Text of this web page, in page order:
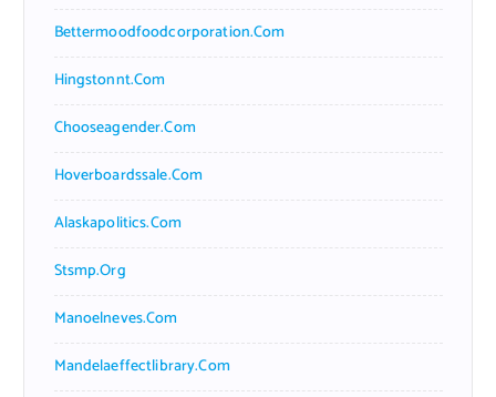
Bettermoodfoodcorporation.com
Hingstonnt.com
Chooseagender.com
Hoverboardssale.com
Alaskapolitics.com
Stsmp.org
Manoelneves.com
Mandelaeffectlibrary.com